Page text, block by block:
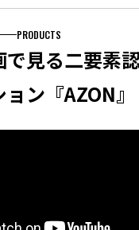
PRODUCTS
で見る二要素
ン『AZON』